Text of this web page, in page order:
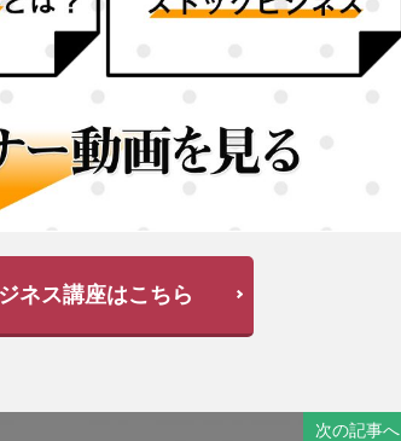
ネス講座はこちら
次の記事へ